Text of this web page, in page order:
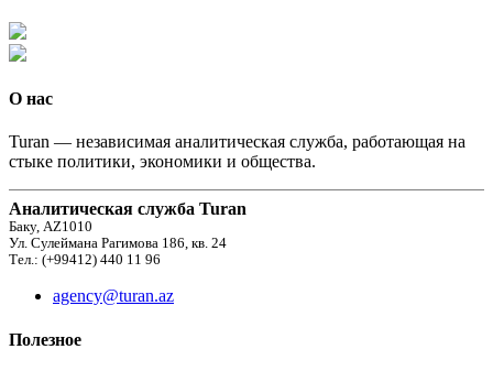
О нас
Turan — независимая аналитическая служба, работающая на
стыке политики, экономики и общества.
Аналитическая служба Turan
Баку, AZ1010
Ул. Сулеймана Рагимова 186, кв. 24
Тел.: (+99412) 440 11 96
agency@turan.az
Полезное